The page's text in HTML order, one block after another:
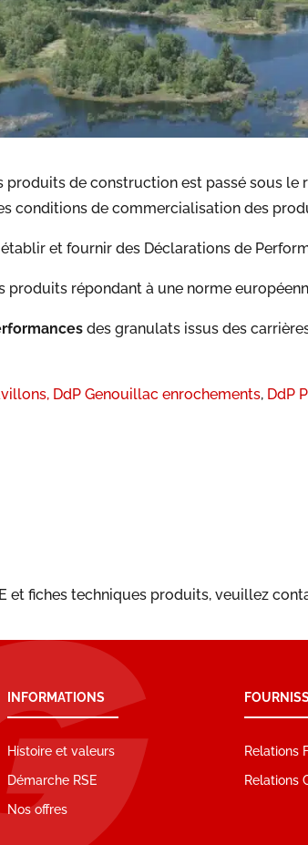
produits de construction est passé sous le
conditions de commercialisation des
et fournir des Déclarations de
répondant à une norme
des granulats issus des
DdP Genouillac enrochements, DdP
et fiches techniques produits, veuillez
INFORMATIONS
Histoire et valeurs
Démarche RSE
Nos offres
Relations
Relations